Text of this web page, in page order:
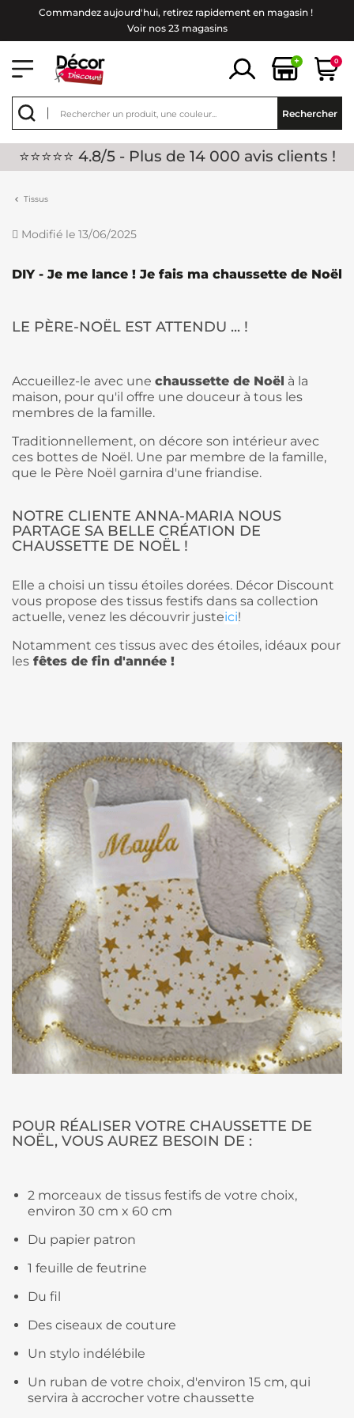
Commandez aujourd'hui, retirez rapidement en magasin !
Voir nos 23 magasins
+ 0
Rechercher
⭐⭐⭐⭐⭐ 4.8/5 - Plus de 14 000 avis clients !
Tissus
Modifié le 13/06/2025
DIY - Je me lance ! Je fais ma chaussette de Noël
LE PÈRE-NOËL EST ATTENDU ... !
Accueillez-le avec une chaussette de Noël à la
maison, pour qu'il offre une douceur à tous les
membres de la famille.
Traditionnellement, on décore son intérieur avec
ces bottes de Noël. Une par membre de la famille,
que le Père Noël garnira d'une friandise.
NOTRE CLIENTE ANNA-MARIA NOUS
PARTAGE SA BELLE CRÉATION DE
CHAUSSETTE DE NOËL !
Elle a choisi un tissu étoiles dorées. Décor Discount
vous propose des tissus festifs dans sa collection
actuelle, venez les découvrir justeici!
Notamment ces tissus avec des étoiles, idéaux pour
les fêtes de fin d'année !
POUR RÉALISER VOTRE CHAUSSETTE DE
NOËL, VOUS AUREZ BESOIN DE :
2 morceaux de tissus festifs de votre choix,
environ 30 cm x 60 cm
Du papier patron
1 feuille de feutrine
Du fil
Des ciseaux de couture
Un stylo indélébile
Un ruban de votre choix, d'environ 15 cm, qui
servira à accrocher votre chaussette